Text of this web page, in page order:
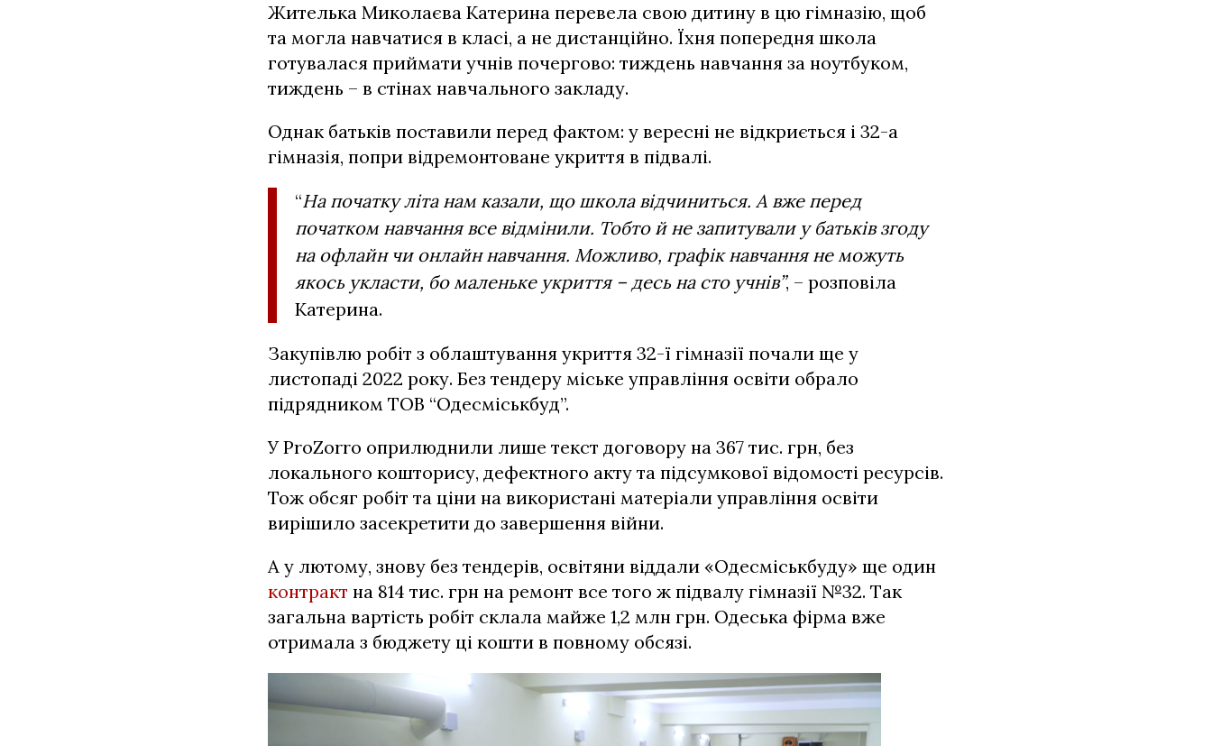
Жителька Миколаєва Катерина перевела свою дитину в цю гімназію, щоб
та могла навчатися в класі, а не дистанційно. Їхня попередня школа
готувалася приймати учнів почергово: тиждень навчання за ноутбуком,
тиждень – в стінах навчального закладу.
Однак батьків поставили перед фактом: у вересні не відкриється і 32-а
гімназія, попри відремонтоване укриття в підвалі.
“На початку літа нам казали, що школа відчиниться. А вже перед
початком навчання все відмінили. Тобто й не запитували у батьків згоду
на офлайн чи онлайн навчання. Можливо, графік навчання не можуть
якось укласти, бо маленьке укриття – десь на сто учнів”, – розповіла
Катерина.
Закупівлю робіт з облаштування укриття 32-ї гімназії почали ще у
листопаді 2022 року. Без тендеру міське управління освіти обрало
підрядником ТОВ “Одесміськбуд”.
У ProZorro оприлюднили лише текст договору на 367 тис. грн, без
локального кошторису, дефектного акту та підсумкової відомості ресурсів.
Тож обсяг робіт та ціни на використані матеріали управління освіти
вирішило засекретити до завершення війни.
А у лютому, знову без тендерів, освітяни віддали «Одесміськбуду» ще один
контракт на 814 тис. грн на ремонт все того ж підвалу гімназії №32. Так
загальна вартість робіт склала майже 1,2 млн грн. Одеська фірма вже
отримала з бюджету ці кошти в повному обсязі.